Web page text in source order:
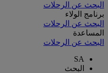
البحث عن الرحلات
برنامج الولاء
البحث عن الرحلات
المساعدة
البحث عن الرحلات
SA
البحث